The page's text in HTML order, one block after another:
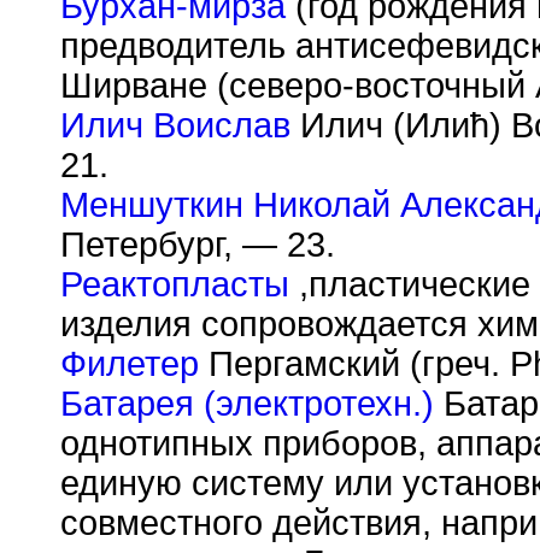
предводитель
Ширване (северо-восточный
Илич Воислав Илич (Илић)
21.
Меншуткин Николай
Петербург, — 23.
Реактопласты
изделия сопровождается
Филетер Пергамский (греч.
Батарея (электротехн.)
однотипных приборов,
единую систему или
совместного действия,